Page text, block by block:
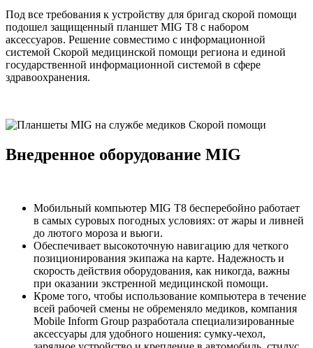
Под все требования к устройству для бригад скорой помощи
подошел защищенный планшет MIG T8 с набором
аксессуаров. Решение совместимо с информационной
системой Скорой медицинской помощи региона и единой
государственной информационной системой в сфере
здравоохранения.
Внедренное оборудование MIG
Мобильный компьютер MIG T8 бесперебойно работает
в самых суровых погодных условиях: от жары и ливней
до лютого мороза и вьюги.
Обеспечивает высокоточную навигацию для четкого
позиционирования экипажа на карте. Надежность и
скорость действия оборудования, как никогда, важны
при оказании экстренной медицинской помощи.
Кроме того, чтобы использование компьютера в течение
всей рабочей смены не обременяло медиков, компания
Mobile Inform Group разработала специализированные
аксессуары для удобного ношения: сумку-чехол,